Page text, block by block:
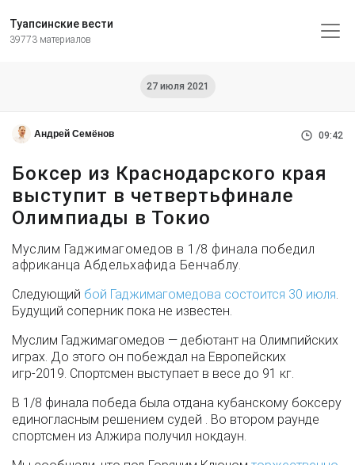
Туапсинские вести
39773 материалов
27 июля 2021
Андрей Семёнов 09:42
Боксер из Краснодарского края
выступит в четвертьфинале
Олимпиады в Токио
Муслим Гаджимагомедов в 1/8 финала победил
африканца Абдельхафида Бенчаблу.
Следующий бой Гаджимагомедова состоится 30 июля.
Будущий соперник пока не известен.
Муслим Гаджимагомедов — дебютант на Олимпийских
играх. До этого он побеждал на Европейских
игр-2019. Спортсмен выступает в весе до 91 кг.
В 1/8 финала победа была отдана кубанскому боксеру
единогласным решением судей . Во втором раунде
спортсмен из Алжира получил нокдаун.